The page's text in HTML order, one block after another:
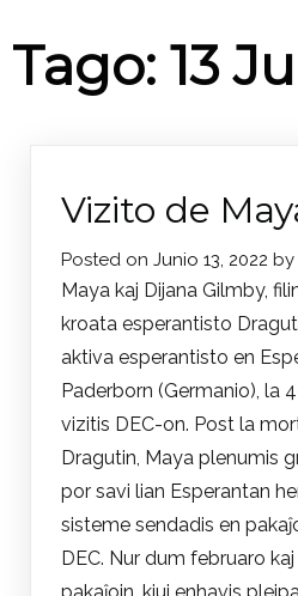
Tago: 13
Vizito de
Posted on Junio 13, 2022 by
Maya kaj Dijana Gilmby,
kroata esperantisto
aktiva esperantisto en
Paderborn (Germanio), la
vizitis DEC-on. Post la
Dragutin, Maya plenumis
por savi lian Esperantan
sisteme sendadis en
DEC. Nur dum februaro